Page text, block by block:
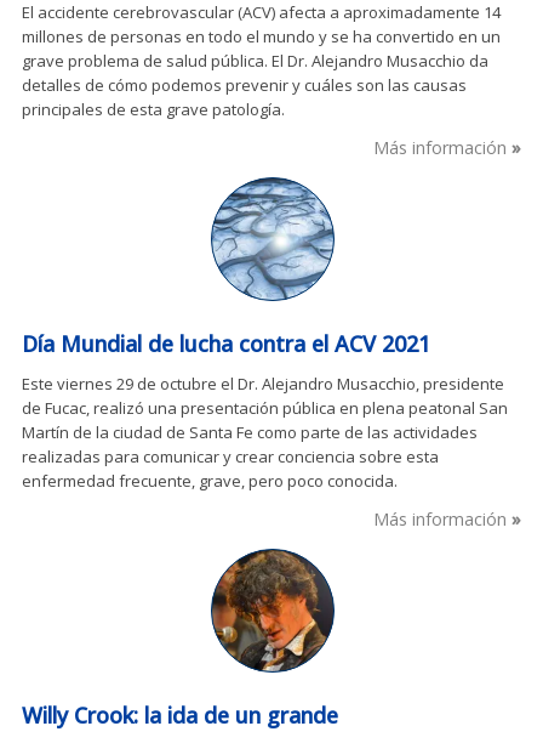
El accidente cerebrovascular (ACV) afecta a aproximadamente 14
millones de personas en todo el mundo y se ha convertido en un
grave problema de salud pública. El Dr. Alejandro Musacchio da
detalles de cómo podemos prevenir y cuáles son las causas
principales de esta grave patología.
Más información
Día Mundial de lucha contra el ACV 2021
Este viernes 29 de octubre el Dr. Alejandro Musacchio, presidente
de Fucac, realizó una presentación pública en plena peatonal San
Martín de la ciudad de Santa Fe como parte de las actividades
realizadas para comunicar y crear conciencia sobre esta
enfermedad frecuente, grave, pero poco conocida.
Más información
Willy Crook: la ida de un grande